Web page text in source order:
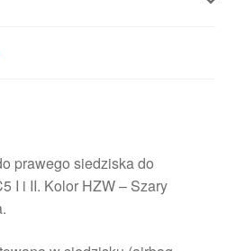
prawego siedziska do
I i II. Kolor HZW – Szary